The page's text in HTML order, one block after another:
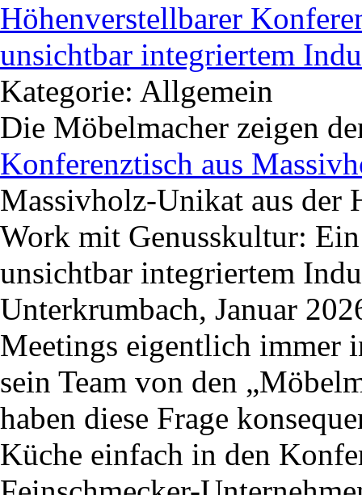
Höhenverstellbarer
unsichtbar integriertem
Kategorie: Allgemein
Die Möbelmacher zeigen
Konferenztisch aus
Massivholz-Unikat aus der
Work mit Genusskultur:
unsichtbar integriertem
Unterkrumbach, Januar
Meetings eigentlich immer
sein Team von den
haben diese Frage
Küche einfach in den